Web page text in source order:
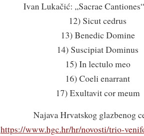
Ivan Lukačić: „Sacrae
12) Sicut cedrus
13) Benedic Domine
14) Suscipiat Dominus
15) In lectulo meo
16) Coeli enarrant
17) Exultavit cor meum
Najava Hrvatskog glazbenog
https://www.hgc.hr/hr/novosti/trio-